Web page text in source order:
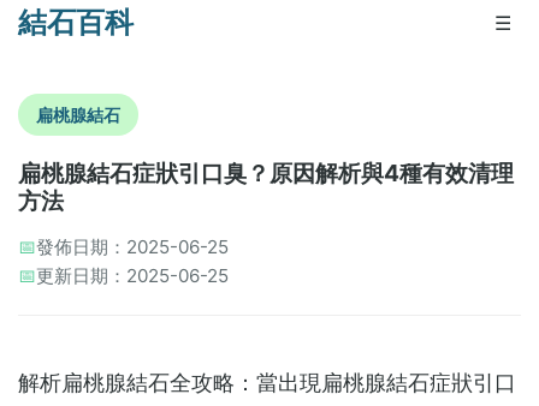
結石百科 ☰
扁桃腺結石
扁桃腺結石症狀引口臭？原因解析與4種有效清理
方法
📅發佈日期：2025-06-25
📅更新日期：2025-06-25
解析扁桃腺結石全攻略：當出現扁桃腺結石症狀引口